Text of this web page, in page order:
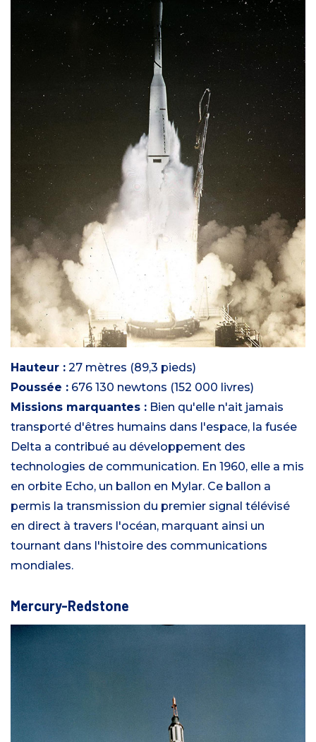
Hauteur : 27 mètres (89,3 pieds)
Poussée : 676 130 newtons (152 000 livres)
Missions marquantes : Bien qu'elle n'ait jamais
transporté d'êtres humains dans l'espace, la fusée
Delta a contribué au développement des
technologies de communication. En 1960, elle a mis
en orbite Echo, un ballon en Mylar. Ce ballon a
permis la transmission du premier signal télévisé
en direct à travers l'océan, marquant ainsi un
tournant dans l'histoire des communications
mondiales.
Mercury-Redstone